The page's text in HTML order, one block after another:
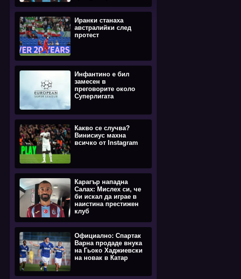
Иранки станаха
австралийки след
протест
Инфантино е бил
замесен в
преговорите около
Суперлигата
Какво се случва?
Винисиус махна
всичко от Instagram
Карагър нападна
Салах: Мислех си, че
би искал да играе в
наистина престижен
клуб
Официално: Спартак
Варна продаде внука
на Гьоко Хаджиевски
на новак в Катар